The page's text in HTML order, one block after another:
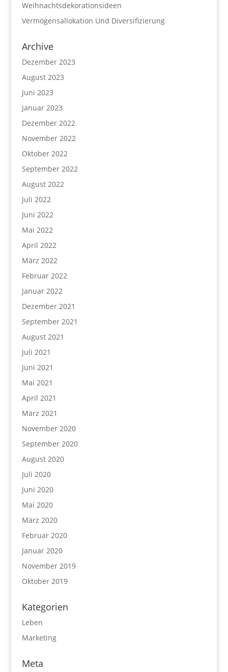
Weihnachtsdekorationsideen
Vermögensallokation Und Diversifizierung
Archive
Dezember 2023
August 2023
Juni 2023
Januar 2023
Dezember 2022
November 2022
Oktober 2022
September 2022
August 2022
Juli 2022
Juni 2022
Mai 2022
April 2022
März 2022
Februar 2022
Januar 2022
Dezember 2021
September 2021
August 2021
Juli 2021
Juni 2021
Mai 2021
April 2021
März 2021
November 2020
September 2020
August 2020
Juli 2020
Juni 2020
Mai 2020
März 2020
Februar 2020
Januar 2020
November 2019
Oktober 2019
Kategorien
Leben
Marketing
Meta